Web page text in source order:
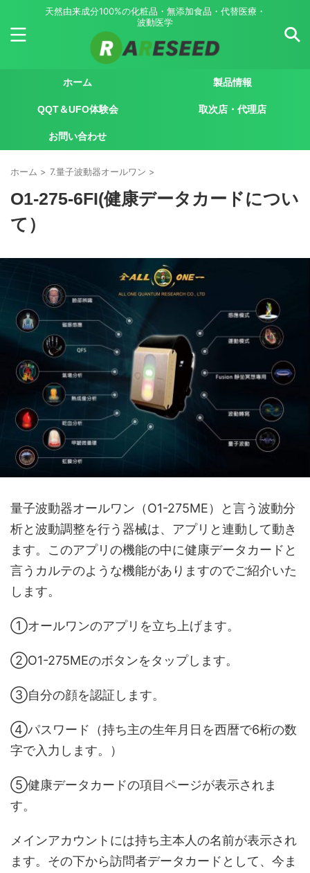
天然由来成分100%の化粧品・無添加食品・代替医療・
波動医学
ホーム 製品情報
QQT＆UFO体験会 取次店・代理店
お問い合わせ
ホーム > 7.量子波動器オールワン >
O1-275-6FI(健康データカードについ
て）
量子波動器オールワン（O1-275ME）と言う波動分
析と波動調整を行う器械は、アプリと連動して動き
ます。このアプリの機能の中に健康データカードと
言うカルテのような機能がありますのでご紹介いた
します。
①オールワンのアプリを立ち上げます。
②O1-275MEのボタンをタップします。
③自分の顔を認証します。
④パスワード（持ち主の生年月日を西暦で6桁の数
字で入力します。）
⑤健康データカードの項目ページが表示されま
す。
メインアカウントには持ち主本人の名前が表示され
ます。その下から訪問者データカードとして、今ま